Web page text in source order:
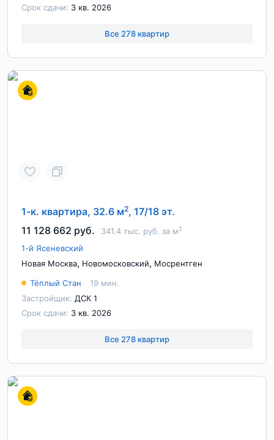
Срок сдачи: 3 кв. 2026
Все 278 квартир
1-к. квартира, 32.6 м2, 17/18 эт.
11 128 662 руб.
341.4 тыс. руб. за м2
1-й Ясеневский
Новая Москва, Новомосковский, Мосрентген
Тёплый Стан
19 мин.
Застройщик: ДСК 1
Срок сдачи: 3 кв. 2026
Все 278 квартир